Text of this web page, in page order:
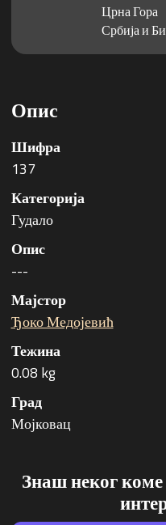
Црна Гора
Србија и
Опис
Шифра
137
Категорија
Гудало
Опис
---
Мајстор
Ђоко Медојевић
Тежина
0.08 kg
Град
Мојковац
Знаш неког коме